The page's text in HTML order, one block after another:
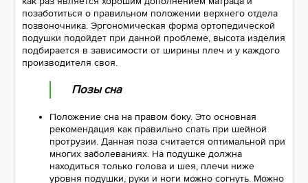
позаботиться о правильном положении верхнего отдела
позвоночника. Эргономическая форма ортопедической
подушки подойдет при данной проблеме, высота изделия
подбирается в зависимости от ширины плеч и у каждого
производителя своя.
Позы сна
Положение сна на правом боку. Это основная
рекомендация как правильно спать при шейной
протрузии. Данная поза считается оптимальной при
многих заболеваниях. На подушке должна
находиться только голова и шея, плечи ниже
уровня подушки, руки и ноги можно согнуть. Можно